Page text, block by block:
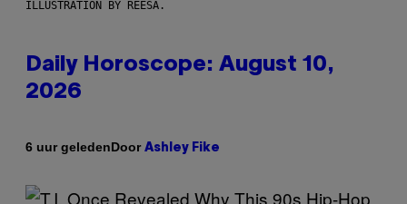
ILLUSTRATION BY REESA.
Daily Horoscope: August 10,
2026
6 uur geledenDoor Ashley Fike